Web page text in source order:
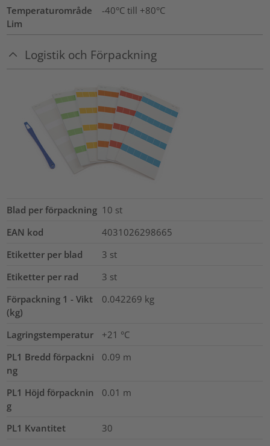
Temperaturområde
Lim
-40°C till +80°C
Logistik och Förpackning
Blad per förpackning 10 st
EAN kod
4031026298665
Etiketter per blad
3 st
Etiketter per rad
3 st
Förpackning 1 - Vikt
(kg)
0.042269 kg
Lagringstemperatur
+21 °C
PL1 Bredd förpackni
ng
0.09 m
PL1 Höjd förpacknin
g
0.01 m
PL1 Kvantitet
30